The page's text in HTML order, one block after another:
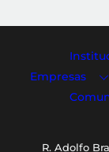
Empresas
R. Adolfo